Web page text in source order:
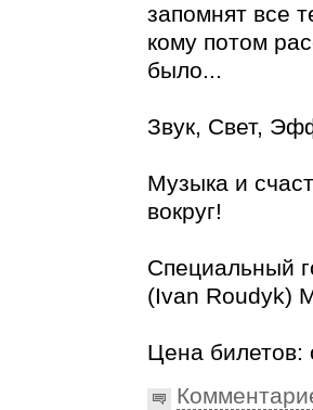
запомнят все
кому потом
было...
Звук, Свет,
Музыка и
вокруг!
Специальный
(Ivan Roudyk)
Цена билетов: